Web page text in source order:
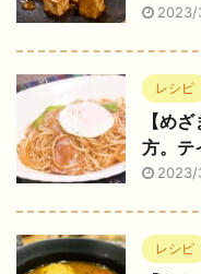
2023/
レシピ
【め
方。テ
2023/
レシピ